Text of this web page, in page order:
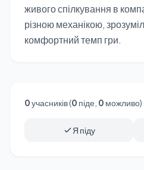
живого спілкування в
різною механікою,
комфортний темп гри.
0учасників (0 піде, 0 можливо)
Я піду